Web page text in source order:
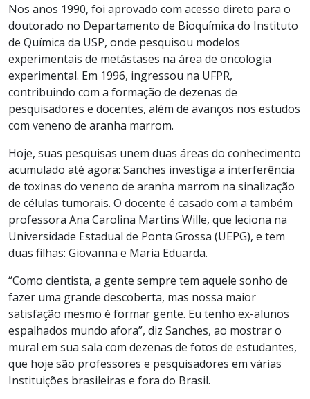
Nos anos 1990, foi aprovado com acesso direto para o
doutorado no Departamento de Bioquímica do Instituto
de Química da USP, onde pesquisou modelos
experimentais de metástases na área de oncologia
experimental. Em 1996, ingressou na UFPR,
contribuindo com a formação de dezenas de
pesquisadores e docentes, além de avanços nos estudos
com veneno de aranha marrom.
Hoje, suas pesquisas unem duas áreas do conhecimento
acumulado até agora: Sanches investiga a interferência
de toxinas do veneno de aranha marrom na sinalização
de células tumorais. O docente é casado com a também
professora Ana Carolina Martins Wille, que leciona na
Universidade Estadual de Ponta Grossa (UEPG), e tem
duas filhas: Giovanna e Maria Eduarda.
“Como cientista, a gente sempre tem aquele sonho de
fazer uma grande descoberta, mas nossa maior
satisfação mesmo é formar gente. Eu tenho ex-alunos
espalhados mundo afora”, diz Sanches, ao mostrar o
mural em sua sala com dezenas de fotos de estudantes,
que hoje são professores e pesquisadores em várias
Instituições brasileiras e fora do Brasil.